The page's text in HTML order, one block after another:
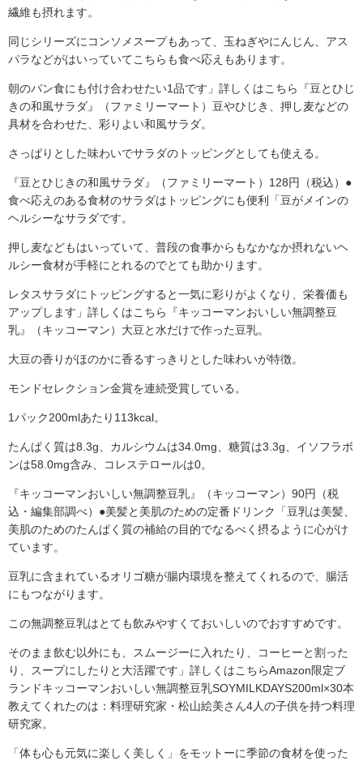
繊維も摂れます。
同じシリーズにコンソメスープもあって、玉ねぎやにんじん、アス
パラなどがはいっていてこちらも食べ応えもあります。
朝のパン食にも付け合わせたい1品です」詳しくはこちら『豆とひじ
きの和風サラダ』（ファミリーマート）豆やひじき、押し麦などの
具材を合わせた、彩りよい和風サラダ。
さっぱりとした味わいでサラダのトッピングとしても使える。
『豆とひじきの和風サラダ』（ファミリーマート）128円（税込）●
食べ応えのある食材のサラダはトッピングにも便利「豆がメインの
ヘルシーなサラダです。
押し麦などもはいっていて、普段の食事からもなかなか摂れないヘ
ルシー食材が手軽にとれるのでとても助かります。
レタスサラダにトッピングすると一気に彩りがよくなり、栄養価も
アップします」詳しくはこちら『キッコーマンおいしい無調整豆
乳』（キッコーマン）大豆と水だけで作った豆乳。
大豆の香りがほのかに香るすっきりとした味わいが特徴。
モンドセレクション金賞を連続受賞している。
1パック200mlあたり113kcal。
たんぱく質は8.3g、カルシウムは34.0mg、糖質は3.3g、イソフラボ
ンは58.0mg含み、コレステロールは0。
『キッコーマンおいしい無調整豆乳』（キッコーマン）90円（税
込・編集部調べ）●美髪と美肌のための定番ドリンク「豆乳は美髪、
美肌のためのたんぱく質の補給の目的でなるべく摂るように心がけ
ています。
豆乳に含まれているオリゴ糖が腸内環境を整えてくれるので、腸活
にもつながります。
この無調整豆乳はとても飲みやすくておいしいのでおすすめです。
そのまま飲む以外にも、スムージーに入れたり、コーヒーと割った
り、スープにしたりと大活躍です」詳しくはこちらAmazon限定ブ
ランドキッコーマンおいしい無調整豆乳SOYMILKDAYS200ml×30本
教えてくれたのは：料理研究家・松山絵美さん4人の子供を持つ料理
研究家。
「体も心も元気に楽しく美しく」をモットーに季節の食材を使った